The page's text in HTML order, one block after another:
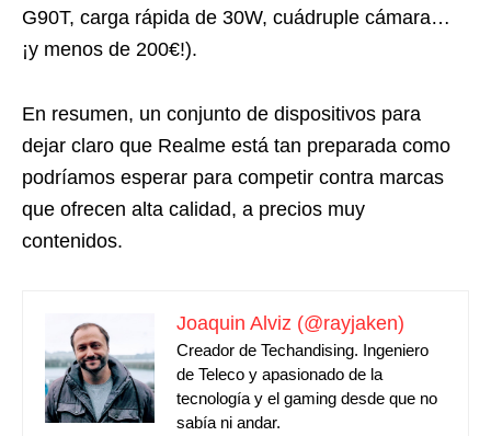
G90T, carga rápida de 30W, cuádruple cámara…
¡y menos de 200€!).
En resumen, un conjunto de dispositivos para
dejar claro que Realme está tan preparada como
podríamos esperar para competir contra marcas
que ofrecen alta calidad, a precios muy
contenidos.
Joaquin Alviz (@rayjaken)
Creador de Techandising. Ingeniero
de Teleco y apasionado de la
tecnología y el gaming desde que no
sabía ni andar.